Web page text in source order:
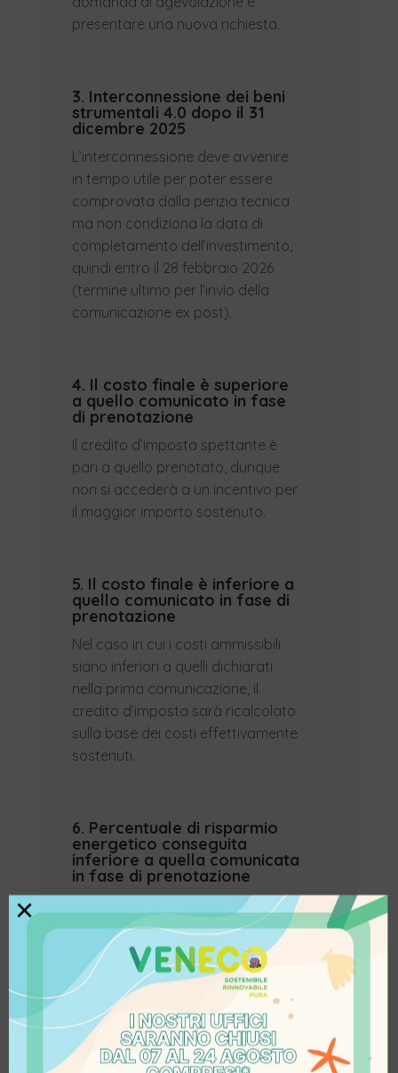
presentare una nuova richiesta.
3. Interconnessione dei beni
strumentali 4.0 dopo il 31
dicembre 2025
L’interconnessione deve avvenire
in tempo utile per poter essere
comprovata dalla perizia tecnica
ma non condiziona la data di
completamento dell’investimento,
quindi entro il 28 febbraio 2026
(termine ultimo per l’invio della
comunicazione ex post).
4. Il costo finale è superiore
a quello comunicato in fase
di prenotazione
Il credito d’imposta spettante è
pari a quello prenotato, dunque
non si accederà a un incentivo per
il maggior importo sostenuto.
5. Il costo finale è inferiore a
quello comunicato in fase di
prenotazione
Nel caso in cui i costi ammissibili
siano inferiori a quelli dichiarati
nella prima comunicazione, il
credito d’imposta sarà ricalcolato
sulla base dei costi effettivamente
sostenuti.
6. Percentuale di risparmio
energetico conseguita
inferiore a quella comunicata
in fase di prenotazione
Va ricordato che il calcolo della
riduzione dei consumi energetici,
deve fare riferimento a quello
conseguito attraverso i beni
strumentali materiali e immateriali
4.0 (intervento trainante). Se la
percentuale di risparmio ottenuta
è inferiore a quella dichiarata in
×